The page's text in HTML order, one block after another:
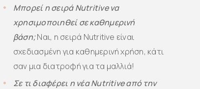
Μπορεί η σειρά Nutritive να
χρησιμοποιηθεί σε καθημερινή
βάση;Ναι, η σειρά Nutritive είναι
σχεδιασμένη για καθημερινή χρήση, κάτι
σαν μια διατροφή για τα μαλλιά!
Σε τι διαφέρει η νέα Nutritive από την